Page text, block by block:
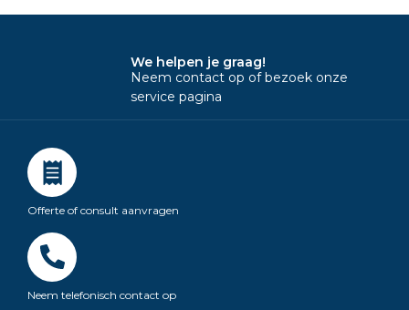
We helpen je graag!
Neem contact op of bezoek onze
service pagina
Offerte of consult aanvragen
Neem telefonisch contact op